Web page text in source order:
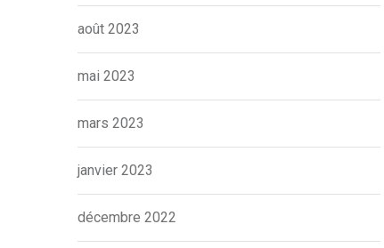
août 2023
mai 2023
mars 2023
janvier 2023
décembre 2022